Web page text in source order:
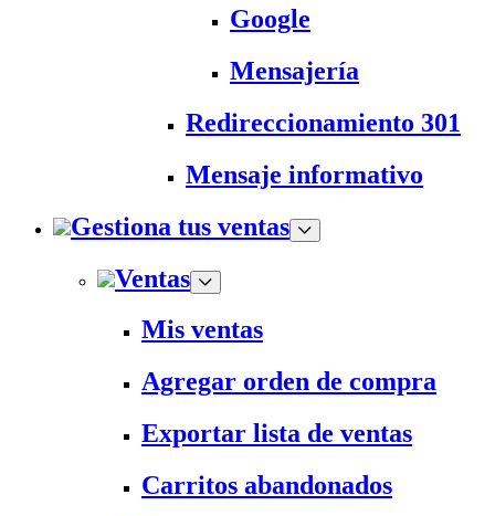
Google
Mensajería
Redireccionamiento 301
Mensaje informativo
Gestiona tus ventas
Ventas
Mis ventas
Agregar orden de compra
Exportar lista de ventas
Carritos abandonados